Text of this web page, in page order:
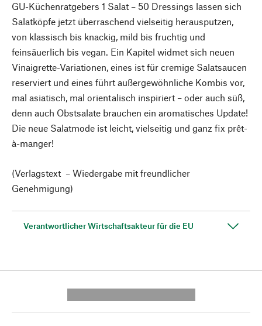
GU-Küchenratgebers 1 Salat – 50 Dressings lassen sich
Salatköpfe jetzt überraschend vielseitig herausputzen,
von klassisch bis knackig, mild bis fruchtig und
feinsäuerlich bis vegan. Ein Kapitel widmet sich neuen
Vinaigrette-Variationen, eines ist für cremige Salatsaucen
reserviert und eines führt außergewöhnliche Kombis vor,
mal asiatisch, mal orientalisch inspiriert – oder auch süß,
denn auch Obstsalate brauchen ein aromatisches Update!
Die neue Salatmode ist leicht, vielseitig und ganz fix prêt-
à-manger!
(Verlagstext – Wiedergabe mit freundlicher
Genehmigung)
Verantwortlicher Wirtschaftsakteur für die EU